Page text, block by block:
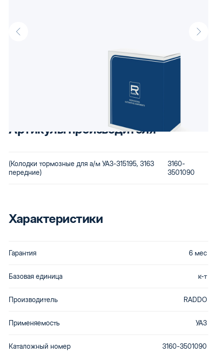
Колодки тормозные для а/м УАЗ-315195,3163 передние от
автокомпонентами. Низкая стоимость сохраняется за счет
использования бюджетного сырья и вторичной переработки
Артикулы производителя
(Колодки тормозные для а/м УАЗ-315195, 3163
передние)
3160-
3501090
Характеристики
Гарантия 6 мес
Базовая единица к-т
Производитель RADDO
Применяемость УАЗ
Каталожный номер 3160-3501090